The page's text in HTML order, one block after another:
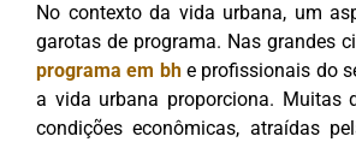
No contexto da vida urbana, um
garotas de programa. Nas grandes
programa em bhe profissionais do
a vida urbana proporciona. Muitas
condições econômicas, atraídas